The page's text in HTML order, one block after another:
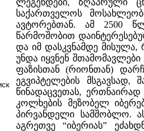
ლეგენდები, ზღაპრული
საქართველოს
ავტორებთან. ამ 2500
წარმოშობით
და იმ დასკვნამდე მისულა,
უნდა იყვნენ
ფაზისთან (რიონთან)
ეგვიპტელების მსგავსად,
წინადაცვეთას, ერთნაირად
კოლხების მეზობელ
პირვანდელი სამშობლო.
აგრეთვე “იბერიას”